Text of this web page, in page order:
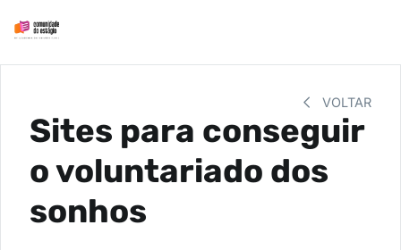
VOLTAR
Sites para conseguir
o voluntariado dos
sonhos